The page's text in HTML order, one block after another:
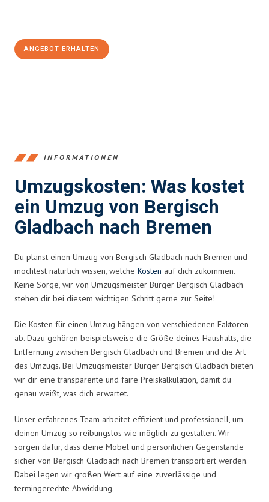
ANGEBOT ERHALTEN
INFORMATIONEN
Umzugskosten: Was kostet
ein Umzug von Bergisch
Gladbach nach Bremen
Du planst einen Umzug von Bergisch Gladbach nach Bremen und
möchtest natürlich wissen, welche Kosten auf dich zukommen.
Keine Sorge, wir von Umzugsmeister Bürger Bergisch Gladbach
stehen dir bei diesem wichtigen Schritt gerne zur Seite!
Die Kosten für einen Umzug hängen von verschiedenen Faktoren
ab. Dazu gehören beispielsweise die Größe deines Haushalts, die
Entfernung zwischen Bergisch Gladbach und Bremen und die Art
des Umzugs. Bei Umzugsmeister Bürger Bergisch Gladbach bieten
wir dir eine transparente und faire Preiskalkulation, damit du
genau weißt, was dich erwartet.
Unser erfahrenes Team arbeitet effizient und professionell, um
deinen Umzug so reibungslos wie möglich zu gestalten. Wir
sorgen dafür, dass deine Möbel und persönlichen Gegenstände
sicher von Bergisch Gladbach nach Bremen transportiert werden.
Dabei legen wir großen Wert auf eine zuverlässige und
termingerechte Abwicklung.